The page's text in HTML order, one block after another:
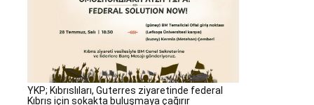
YKP; Kıbrıslıları, Guterres ziyaretinde federal
Kıbrıs için sokakta buluşmaya çağırır